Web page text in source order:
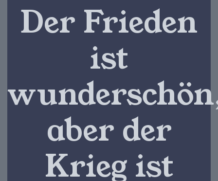
Der Frieden
ist
aber der
Krieg ist